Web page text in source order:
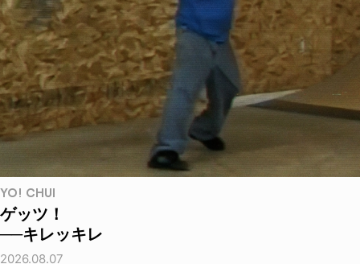
YO! CHUI
ゲッツ！
──キレッキレ
2026.08.07